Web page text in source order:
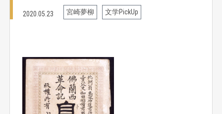
2020.05.23 宮崎夢柳 文学PickUp